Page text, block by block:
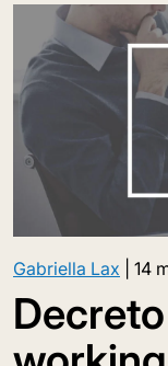
Gabriella Lax 14